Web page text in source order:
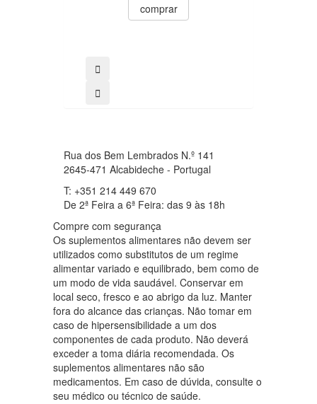
comprar
Rua dos Bem Lembrados N.º 141
2645-471 Alcabideche - Portugal
T: +351 214 449 670
De 2ª Feira a 6ª Feira: das 9 às 18h
Compre com segurança
Os suplementos alimentares não devem ser
utilizados como substitutos de um regime
alimentar variado e equilibrado, bem como de
um modo de vida saudável. Conservar em
local seco, fresco e ao abrigo da luz. Manter
fora do alcance das crianças. Não tomar em
caso de hipersensibilidade a um dos
componentes de cada produto. Não deverá
exceder a toma diária recomendada. Os
suplementos alimentares não são
medicamentos. Em caso de dúvida, consulte o
seu médico ou técnico de saúde.